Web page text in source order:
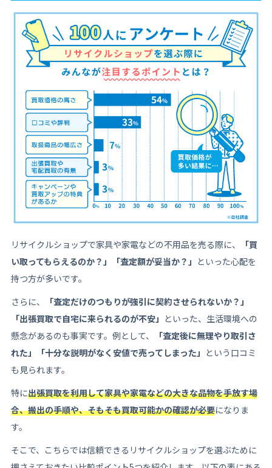
リサイクルショップで家具や家電などの不用品を売る際に、
「買
い取ってもらえるのか？」「査定額が妥当か？」 といった心配を
持つ方が多いです。
さらに、
「査定だけのつもりが強引に契約させられないか？」
「出張買取で自宅に来られるのが不安」 といった、生活環境への
懸念があるのも事実です。例として、
「査定後に無理やり取引さ
れた」「十分な説明がなく安値で売ってしまった」 という口コミ
も見られます。
特に出張買取を利用して家具や家電などの大きな品物を手放す場
合、搬出の手順や、そもそも買取可能かの確認が必要になりま
す。
そこで、こちらでは信頼できるリサイクルショップを選ぶために